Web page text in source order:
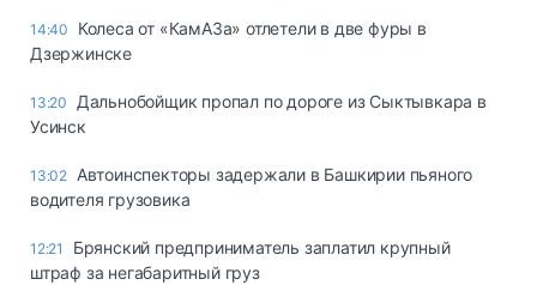
14:40
Колеса от «КамАЗа» отлетели в две фуры в
Дзержинске
13:20
Дальнобойщик пропал по дороге из Сыктывкара в
Усинск
13:02 Автоинспекторы задержали в Башкирии пьяного
водителя грузовика
12:21
Брянский предприниматель заплатил крупный
штраф за негабаритный груз